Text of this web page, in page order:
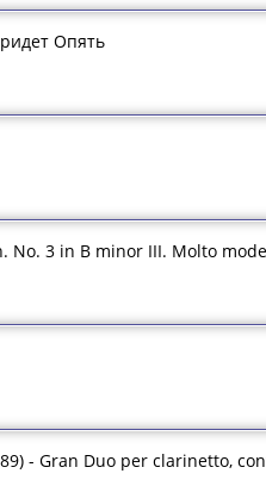
Опять
No. 3 in B minor III. Molto
- Gran Duo per clarinetto,